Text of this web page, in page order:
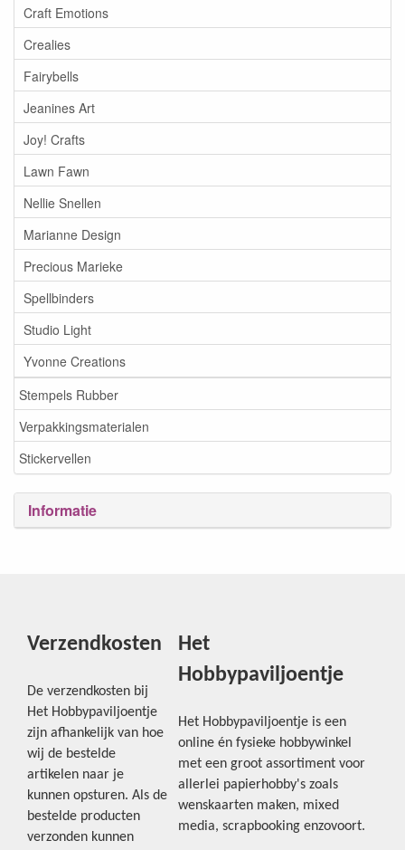
Craft Emotions
Crealies
Fairybells
Jeanines Art
Joy! Crafts
Lawn Fawn
Nellie Snellen
Marianne Design
Precious Marieke
Spellbinders
Studio Light
Yvonne Creations
Stempels Rubber
Verpakkingsmaterialen
Stickervellen
Informatie
Verzendkosten
De verzendkosten bij
Het Hobbypaviljoentje
zijn afhankelijk van hoe
wij de bestelde
artikelen naar je
kunnen opsturen. Als de
bestelde producten
verzonden kunnen
Het
Hobbypaviljoentje
Het Hobbypaviljoentje is een
online én fysieke hobbywinkel
met een groot assortiment voor
allerlei papierhobby's zoals
wenskaarten maken, mixed
media, scrapbooking enzovoort.